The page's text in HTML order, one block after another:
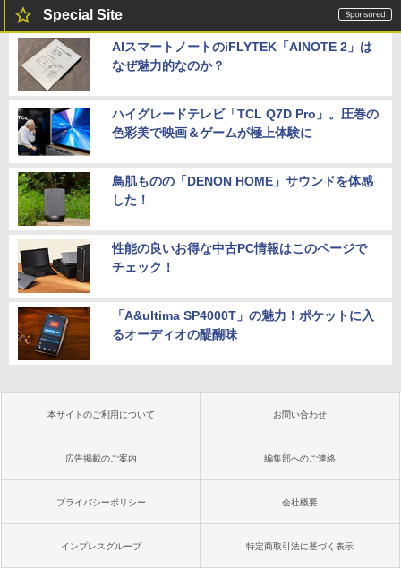
Special Site
AIスマートノートのiFLYTEK「AINOTE 2」は
なぜ魅力的なのか？
ハイグレードテレビ「TCL Q7D Pro」。圧巻の
色彩美で映画＆ゲームが極上体験に
鳥肌ものの「DENON HOME」サウンドを体感
した！
性能の良いお得な中古PC情報はこのページで
チェック！
「A&ultima SP4000T」の魅力！ポケットに入
るオーディオの醍醐味
本サイトのご利用について お問い合わせ
広告掲載のご案内 編集部へのご連絡
プライバシーポリシー 会社概要
インプレスグループ 特定商取引法に基づく表示